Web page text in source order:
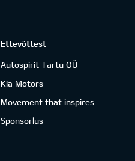
Ettevõttest
Autospirit Tartu OÜ
Kia Motors
Movement that inspires
Sponsorlus